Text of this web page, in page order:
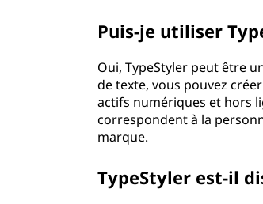
Puis-je utiliser
Oui, TypeStyler peut être
de texte, vous pouvez
actifs numériques et hors
correspondent à la
marque.
TypeStyler est-il